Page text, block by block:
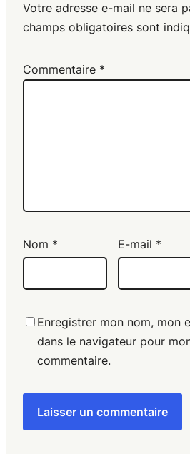
Votre adresse e-mail ne sera
champs obligatoires sont
Commentaire *
Nom * E-mail *
Enregistrer mon nom, mon
dans le navigateur pour
commentaire.